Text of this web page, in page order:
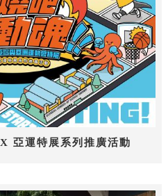
亞運特展系列推廣活動